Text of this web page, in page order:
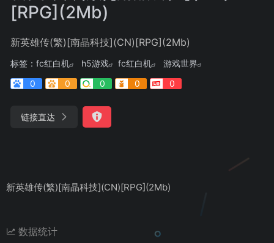
[RPG](2Mb)
新英雄传(繁)[南晶科技](CN)[RPG](2Mb)
标签： fc红白机 h5游戏 fc红白机
游戏世界
0
0 0 0 0
链接直达
新英雄传(繁)[南晶科技](CN)[RPG](2Mb)
数据统计